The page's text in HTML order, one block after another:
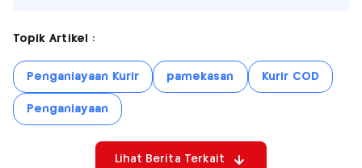
Topik Artikel :
Penganiayaan Kurir pamekasan Kurir COD
Penganiayaan
Lihat Berita Terkait